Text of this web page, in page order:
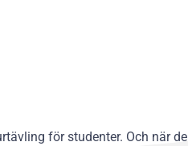
för studenter. Och när de